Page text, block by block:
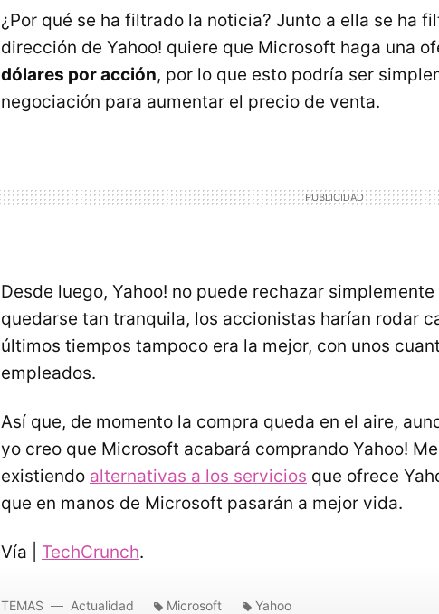
¿Por qué se ha filtrado la noticia? Junto a ella se ha
dirección de Yahoo! quiere que Microsoft haga una
dólares por acción, por lo que esto podría ser
negociación para aumentar el precio de venta.
Desde luego, Yahoo! no puede rechazar
quedarse tan tranquila, los accionistas harían rodar
últimos tiempos tampoco era la mejor, con unos
empleados.
Así que, de momento la compra queda en el aire,
yo creo que Microsoft acabará comprando Yahoo!
existiendo alternativas a los servicios que ofrece
que en manos de Microsoft pasarán a mejor vida.
Vía | TechCrunch.
TEMAS Actualidad Microsoft Yahoo